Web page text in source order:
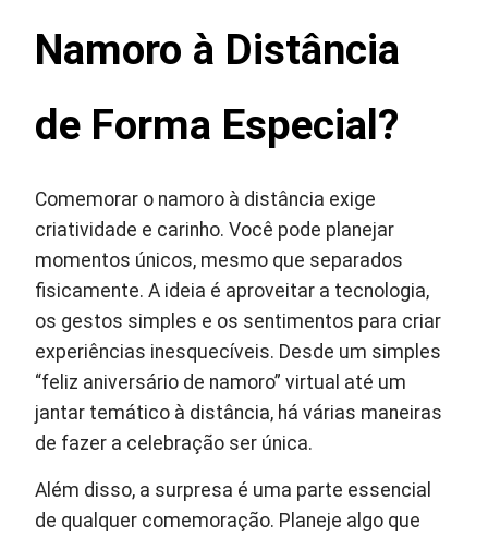
Namoro à Distância
de Forma Especial?
Comemorar o namoro à distância exige
criatividade e carinho. Você pode planejar
momentos únicos, mesmo que separados
fisicamente. A ideia é aproveitar a tecnologia,
os gestos simples e os sentimentos para criar
experiências inesquecíveis. Desde um simples
“feliz aniversário de namoro” virtual até um
jantar temático à distância, há várias maneiras
de fazer a celebração ser única.
Além disso, a surpresa é uma parte essencial
de qualquer comemoração. Planeje algo que